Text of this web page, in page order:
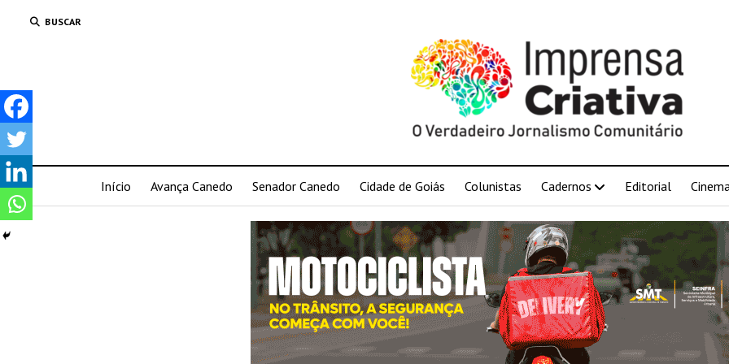
BUSCAR
Início Avança Canedo Senador Canedo Cidade de Goiás Colunistas Cadernos Editorial